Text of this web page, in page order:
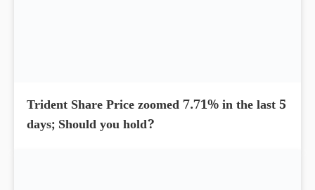
Trident Share Price zoomed 7.71% in the last 5
days; Should you hold?